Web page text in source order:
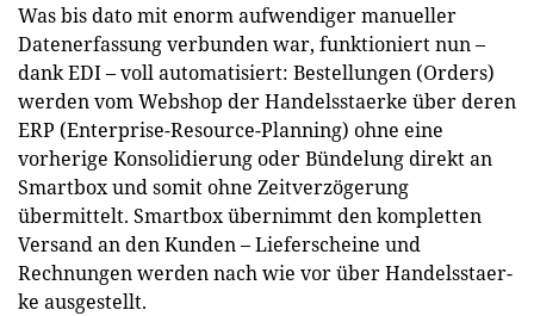
Was bis dato mit enorm aufwendiger manueller
Datenerfassung verbunden war, funktioniert nun –
dank EDI – voll automatisiert: Bestellungen (Orders)
werden vom Webshop der Handelsstaerke über deren
ERP (Enterprise-Resource-Planning) ohne eine
vorherige Konsolidierung oder Bündelung direkt an
Smartbox und somit ohne Zeitverzögerung
übermittelt. Smartbox übernimmt den kompletten
Versand an den Kunden – Lieferscheine und
Rechnungen werden nach wie vor über Han­dels­staer­
ke ausgestellt.